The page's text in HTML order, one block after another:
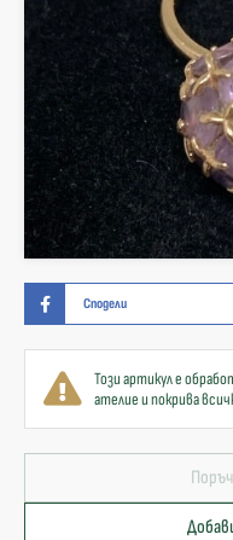
Сподели
Този артикул е
ателие и покрива